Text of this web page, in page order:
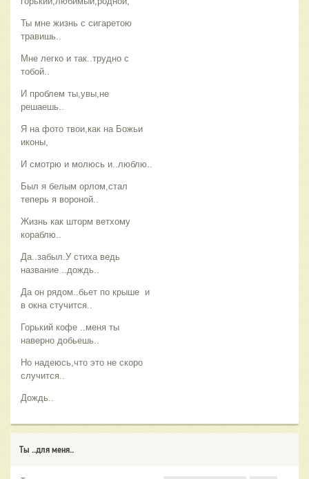
Ты мне жизнь с сигаретою
травишь..
Мне легко и так..трудно с
тобой..
И проблем ты,увы,не
решаешь..
Я на фото твои,как на Божьи
иконы,
И смотрю и молюсь и..люблю..
Был я белым орлом,стал
теперь я вороной..
Жизнь как шторм ветхому
кораблю..
Да..забыл.У стиха ведь
название ..дождь..
Да он рядом..бьет по крыше и
в окна стучится..
Горький кофе ..меня ты
наверно добьешь..
Но надеюсь,что это не скоро
случится..
Дождь..
Ты ..для меня..